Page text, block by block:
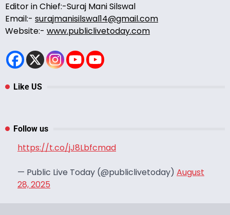
Editor in Chief:-Suraj Mani Silswal
Email:- surajmanisilswal14@gmail.com
Website:- www.publiclivetoday.com
Like US
Follow us
https://t.co/jJ8Lbfcmad
— Public Live Today (@publiclivetoday) August
28, 2025